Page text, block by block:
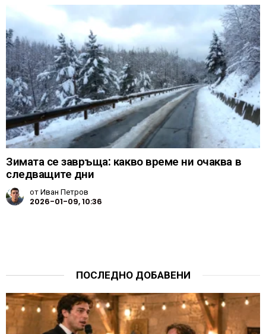
Зимата се завръща: какво време ни очаква в
следващите дни
отИван Петров
2026-01-09, 10:36
ПОСЛЕДНО ДОБАВЕНИ